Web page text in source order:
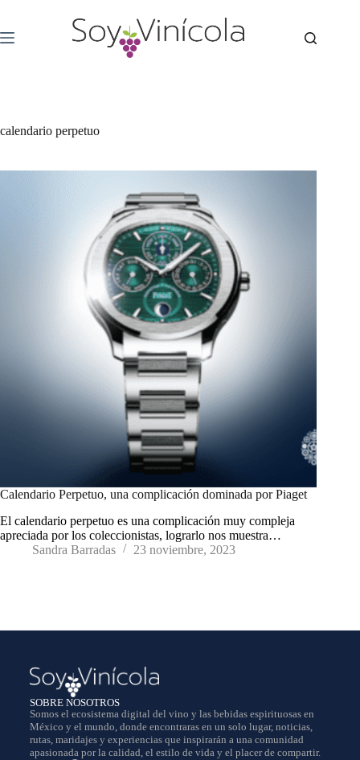
calendario perpetuo
Calendario Perpetuo, una complicación dominada por Piaget
El calendario perpetuo es una complicación muy compleja
apreciada por los coleccionistas, lograrlo nos muestra…
Sandra Barradas
23 noviembre, 2023
SOBRE NOSOTROS
Somos el ecosistema digital del vino y las bebidas espirituosas en
México y el mundo, donde encontraras en un solo lugar, noticias,
rutas, maridajes y experiencias que inspirarán a una comunidad
apasionada por la calidad, el estilo de vida y el placer de compartir.